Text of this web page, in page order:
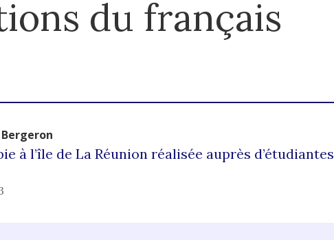
du français
Bergeron
à l’île de La Réunion réalisée auprès d’étudiantes